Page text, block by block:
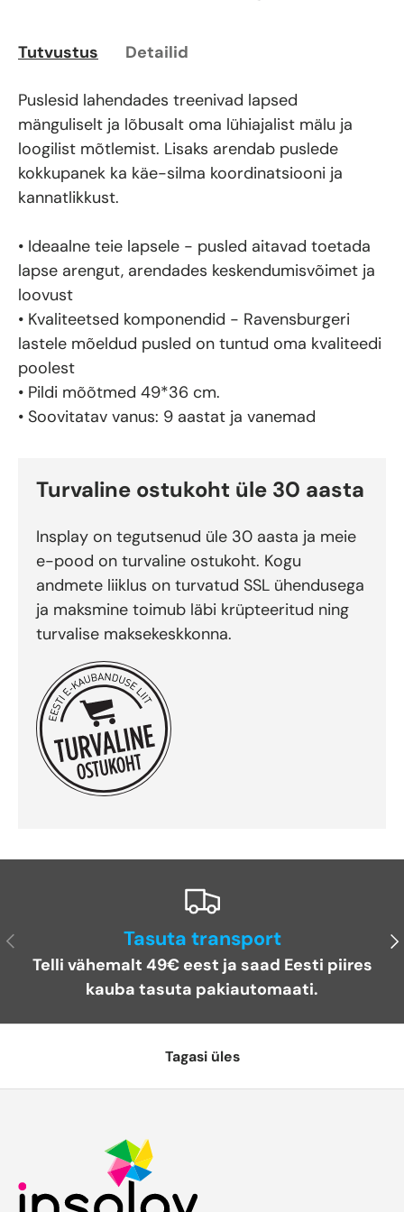
Tutvustus Detailid
Puslesid lahendades treenivad lapsed
mänguliselt ja lõbusalt oma lühiajalist mälu ja
loogilist mõtlemist. Lisaks arendab puslede
kokkupanek ka käe-silma koordinatsiooni ja
kannatlikkust.
• Ideaalne teie lapsele - pusled aitavad toetada
lapse arengut, arendades keskendumisvõimet ja
loovust
• Kvaliteetsed komponendid - Ravensburgeri
lastele mõeldud pusled on tuntud oma kvaliteedi
poolest
• Pildi mõõtmed 49*36 cm.
• Soovitatav vanus: 9 aastat ja vanemad
Turvaline ostukoht üle 30 aasta
Insplay on tegutsenud üle 30 aasta ja meie
e-pood on turvaline ostukoht. Kogu
andmete liiklus on turvatud SSL ühendusega
ja maksmine toimub läbi krüpteeritud ning
turvalise maksekeskkonna.
Eelmine Tasuta transport
Telli vähemalt 49€ eest ja saad Eesti piires
kauba tasuta pakiautomaati.
Tagasi üles